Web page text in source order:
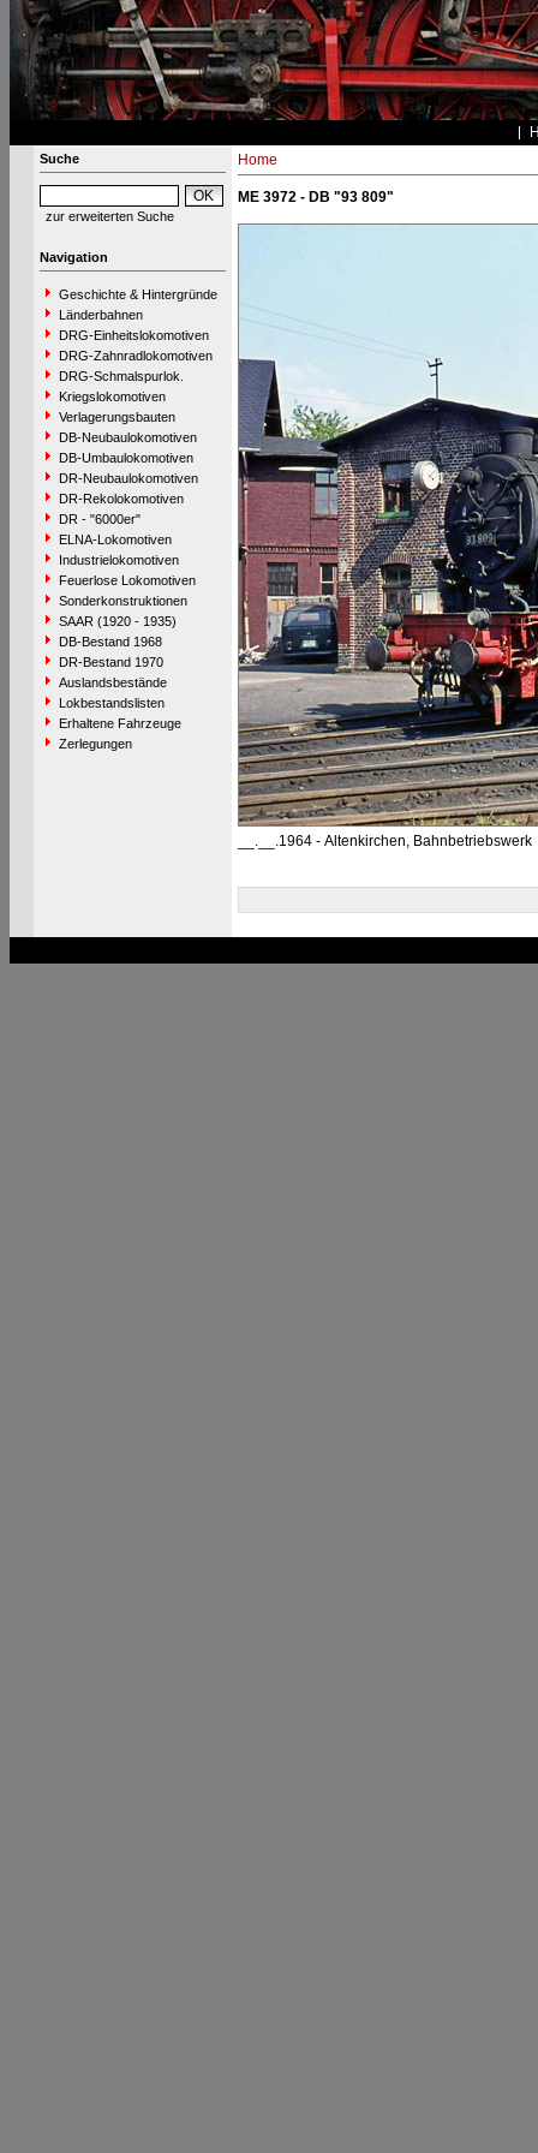
Suche
zur erweiterten Suche
Navigation
Geschichte & Hintergründe
Länderbahnen
DRG-Einheitslokomotiven
DRG-Zahnradlokomotiven
DRG-Schmalspurlok.
Kriegslokomotiven
Verlagerungsbauten
DB-Neubaulokomotiven
DB-Umbaulokomotiven
DR-Neubaulokomotiven
DR-Rekolokomotiven
DR - "6000er"
ELNA-Lokomotiven
Industrielokomotiven
Feuerlose Lokomotiven
Sonderkonstruktionen
SAAR (1920 - 1935)
DB-Bestand 1968
DR-Bestand 1970
Auslandsbestände
Lokbestandslisten
Erhaltene Fahrzeuge
Zerlegungen
Home
ME 3972 - DB "93 809"
__.__.1964 - Altenkirchen, Bahnbetriebswerk